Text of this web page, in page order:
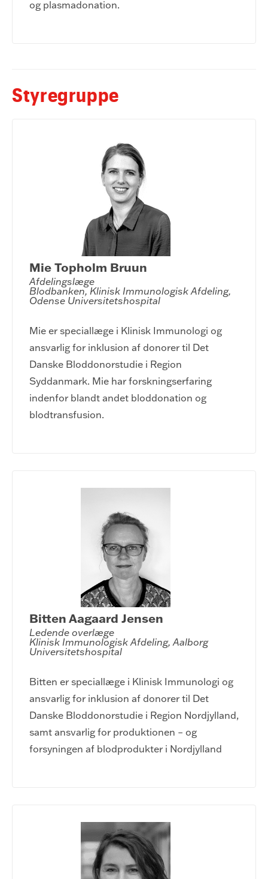
og plasmadonation.
Styregruppe
Mie Topholm Bruun
Afdelingslæge
Blodbanken, Klinisk Immunologisk Afdeling,
Odense Universitetshospital
Mie er speciallæge i Klinisk Immunologi og
ansvarlig for inklusion af donorer til Det
Danske Bloddonorstudie i Region
Syddanmark. Mie har forskningserfaring
indenfor blandt andet bloddonation og
blodtransfusion.
Bitten Aagaard Jensen
Ledende overlæge
Klinisk Immunologisk Afdeling, Aalborg
Universitetshospital
Bitten er speciallæge i Klinisk Immunologi og
ansvarlig for inklusion af donorer til Det
Danske Bloddonorstudie i Region Nordjylland,
samt ansvarlig for produktionen – og
forsyningen af blodprodukter i Nordjylland